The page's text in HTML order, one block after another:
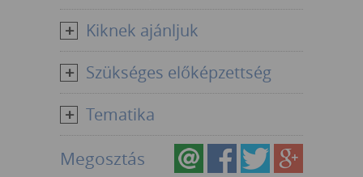
Kiknek ajánljuk
Szükséges előképzettség
Tematika
Megosztás